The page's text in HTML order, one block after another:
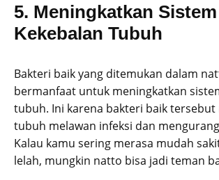
5. Meningkatkan Sistem
Kekebalan Tubuh
Bakteri baik yang ditemukan dalam
bermanfaat untuk meningkatkan
tubuh. Ini karena bakteri baik
tubuh melawan infeksi dan
Kalau kamu sering merasa mudah
lelah, mungkin natto bisa jadi teman